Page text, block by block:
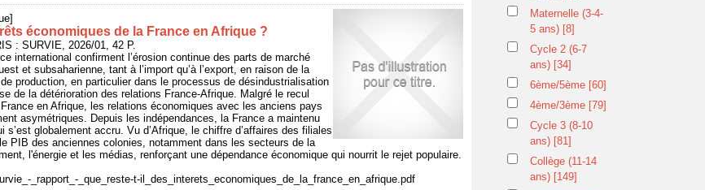
économiques de la France en Afrique ?
: SURVIE, 2026/01, 42 P.
international confirment l’érosion continue des parts de marché
et subsaharienne, tant à l’import qu’à l’export, en raison de la
production, en particulier dans le processus de désindustrialisation
de la détérioration des relations France-Afrique. Malgré le recul
en Afrique, les relations économiques avec les anciens pays
asymétriques. Depuis les indépendances, la France a maintenu
s’est globalement accru. Vu d’Afrique, le chiffre d’affaires des filiales
PIB des anciennes colonies, notamment dans les secteurs de la
l'énergie et les médias, renforçant une dépendance économique qui nourrit le rejet populaire.
_rapport_-_que_reste-t-il_des_interets_economiques_de_la_france_en_afrique.pdf
Maternelle (3-4-
5 ans) [8]
Cycle 2 (6-7
ans) [34]
6ème/5ème [60]
4ème/3ème [79]
Cycle 3 (8-10
ans) [81]
Collège (11-14
ans) [149]